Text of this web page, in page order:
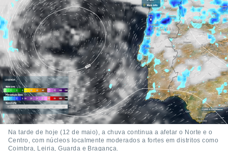
utilizar
criar
medir
da
medir o
dos
Na tarde de hoje (12 de maio), a chuva continua a afetar o Norte e o
Centro, com núcleos localmente moderados a fortes em distritos como
Coimbra, Leiria, Guarda e Bragança.